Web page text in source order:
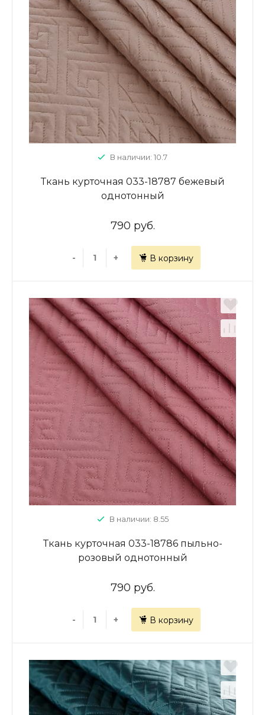
В наличии: 10.7
Ткань курточная 033-18787 бежевый
однотонный
790 руб.
- + В корзину
В наличии: 8.55
Ткань курточная 033-18786 пыльно-
розовый однотонный
790 руб.
- + В корзину